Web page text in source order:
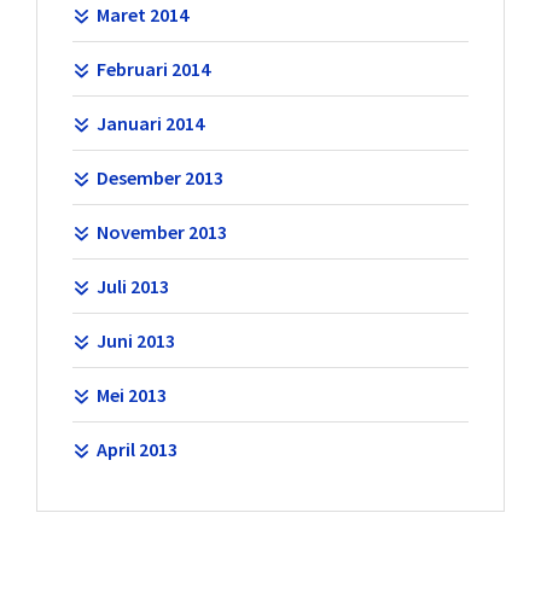
Maret 2014
Februari 2014
Januari 2014
Desember 2013
November 2013
Juli 2013
Juni 2013
Mei 2013
April 2013